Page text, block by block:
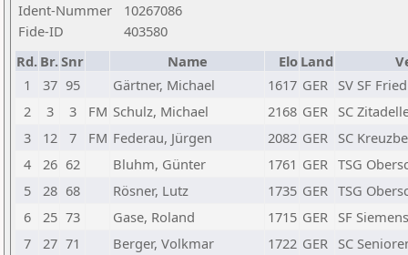
Ident-Nummer
10267086
Fide-ID
403580
Rd. Br.Snr Name Elo Land
1
37 95 Gärtner, Michael 1617 GER SV SF
2
3 3 FM Schulz, Michael 2168 GER SC
3
12 7 FM Federau, Jürgen 2082 GER SC
4
26 62 Bluhm, Günter 1761 GER TSG
5
28 68 Rösner, Lutz 1735 GER TSG
6
25 73 Gase, Roland 1715 GER SF
7
27 71 Berger, Volkmar 1722 GER SC